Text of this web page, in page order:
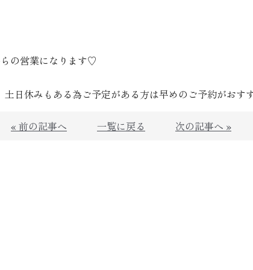
の営業になります♡
土日休みもある為ご予定がある方は早めのご予約がおす
« 前の記事へ 一覧に戻る 次の記事へ »